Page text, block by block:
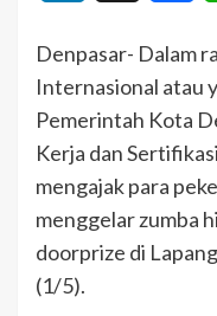
Denpasar- Dalam
Internasional atau
Pemerintah Kota
Kerja dan
mengajak para
menggelar zumba
doorprize di
(1/5).